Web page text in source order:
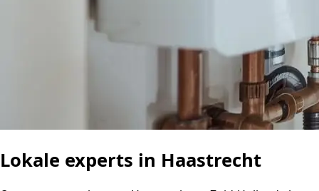
Lokale experts in Haastrecht